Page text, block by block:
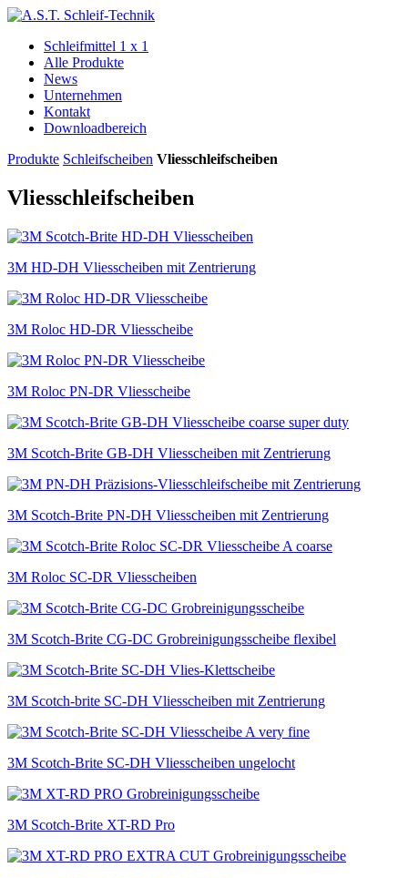
Schleifmittel 1 x 1
Alle Produkte
News
Unternehmen
Kontakt
Downloadbereich
Produkte Schleif­scheiben Vliesschleifscheiben
Vliesschleifscheiben
3M HD‑DH Vliesscheiben mit Zentrierung
3M Roloc HD‑DR Vliesscheibe
3M Roloc PN‑DR Vliesscheibe
3M Scotch-Brite GB‑DH Vlies­scheiben mit Zentrierung
3M Scotch-Brite PN‑DH Vlies­scheiben mit Zentrierung
3M Roloc SC-DR Vlies­scheiben
3M Scotch-Brite CG‑DC Grob­reinigungs­scheibe flexibel
3M Scotch-brite SC-DH Vlies­scheiben mit Zentrierung
3M Scotch-Brite SC-DH Vlies­scheiben ungelocht
3M Scotch-Brite XT-RD Pro